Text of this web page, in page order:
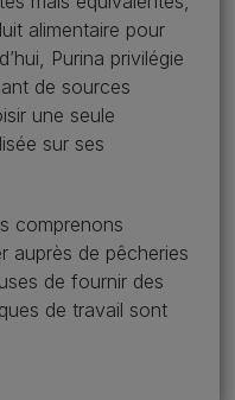
alimentaire pour
Purina privilégie
de sources
une seule
sur ses
comprenons
auprès de pêcheries
de fournir des
de travail sont